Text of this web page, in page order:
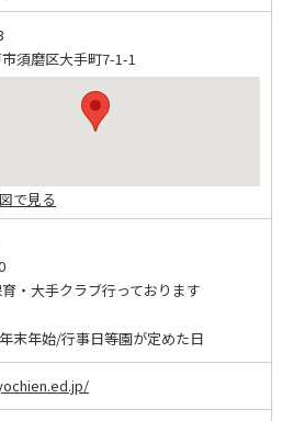
須磨区大手町7-1-1
で見る
・大手クラブ行っております
末年始/行事日等園が定めた日